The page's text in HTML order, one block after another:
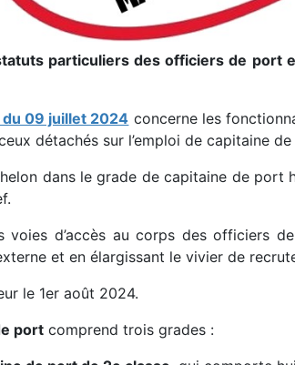
particuliers des officiers de port
09 juillet 2024 concerne les
détachés sur l’emploi de capitaine
dans le grade de capitaine de port
voies d’accès au corps des officiers
et en élargissant le vivier de
le 1er août 2024.
port comprend trois grades :